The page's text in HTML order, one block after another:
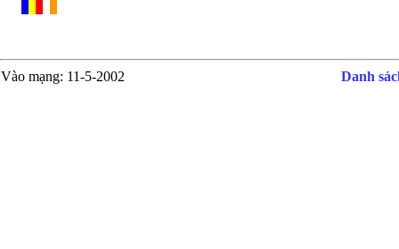
Vào mạng: 11-5-2002 Danh